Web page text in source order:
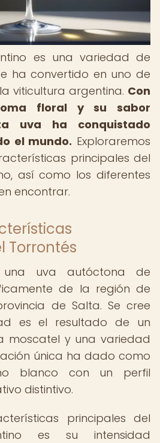
es una variedad de
ha convertido en uno de
viticultura argentina. Con
floral y su sabor
uva ha conquistado
el mundo. Exploraremos
principales del
así como los diferentes
encontrar.
Torrontés
una uva autóctona de
de la región de
de Salta. Se cree
es el resultado de un
moscatel y una variedad
única ha dado como
blanco con un perfil
distintivo.
principales del
es su intensidad